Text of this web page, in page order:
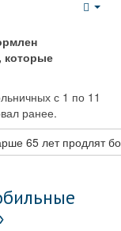
которые
с 1 по 11
ранее.
65 лет продлят